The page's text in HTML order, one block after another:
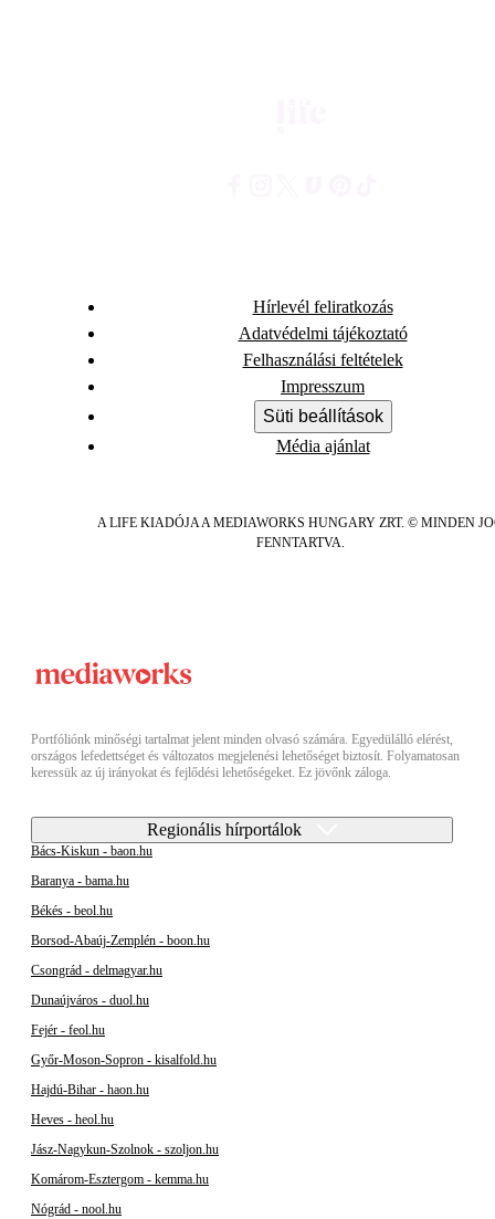
Hírlevél feliratkozás
Adatvédelmi tájékoztató
Felhasználási feltételek
Impresszum
Süti beállítások
Média ajánlat
A LIFE KIADÓJA A MEDIAWORKS HUNGARY ZRT. © MINDEN
FENNTARTVA.
Portfóliónk minőségi tartalmat jelent minden olvasó számára. Egyedülálló elérést,
országos lefedettséget és változatos megjelenési lehetőséget biztosít. Folyamatosan
keressük az új irányokat és fejlődési lehetőségeket. Ez jövőnk záloga.
Regionális hírportálok
Bács-Kiskun - baon.hu
Baranya - bama.hu
Békés - beol.hu
Borsod-Abaúj-Zemplén - boon.hu
Csongrád - delmagyar.hu
Dunaújváros - duol.hu
Fejér - feol.hu
Győr-Moson-Sopron - kisalfold.hu
Hajdú-Bihar - haon.hu
Heves - heol.hu
Jász-Nagykun-Szolnok - szoljon.hu
Komárom-Esztergom - kemma.hu
Nógrád - nool.hu